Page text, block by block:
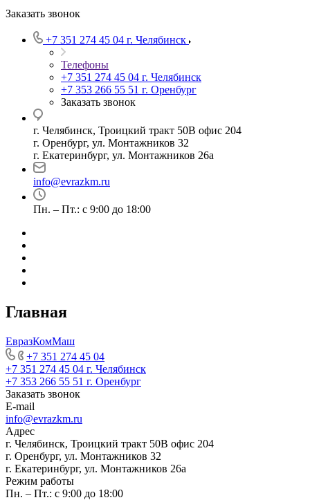
Заказать звонок
+7 351 274 45 04 г. Челябинск
Телефоны
+7 351 274 45 04 г. Челябинск
+7 353 266 55 51 г. Оренбург
Заказать звонок
г. Челябинск, Троицкий тракт 50В офис 204
г. Оренбург, ул. Монтажников 32
г. Екатеринбург, ул. Монтажников 26а
info@evrazkm.ru
Пн. – Пт.: с 9:00 до 18:00
Главная
ЕвразКомМаш
+7 351 274 45 04
+7 351 274 45 04 г. Челябинск
+7 353 266 55 51 г. Оренбург
Заказать звонок
E-mail
info@evrazkm.ru
Адрес
г. Челябинск, Троицкий тракт 50В офис 204
г. Оренбург, ул. Монтажников 32
г. Екатеринбург, ул. Монтажников 26а
Режим работы
Пн. – Пт.: с 9:00 до 18:00